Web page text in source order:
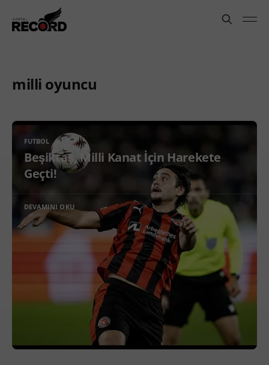
milli oyuncu
FUTBOL
Beşiktaş, Milli Kanat İçin Harekete
Geçti!
DEVAMINI OKU